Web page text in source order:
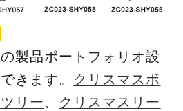
製品ポートフォリオ設
きます。 クリスマスボ
リー、 クリスマスリー